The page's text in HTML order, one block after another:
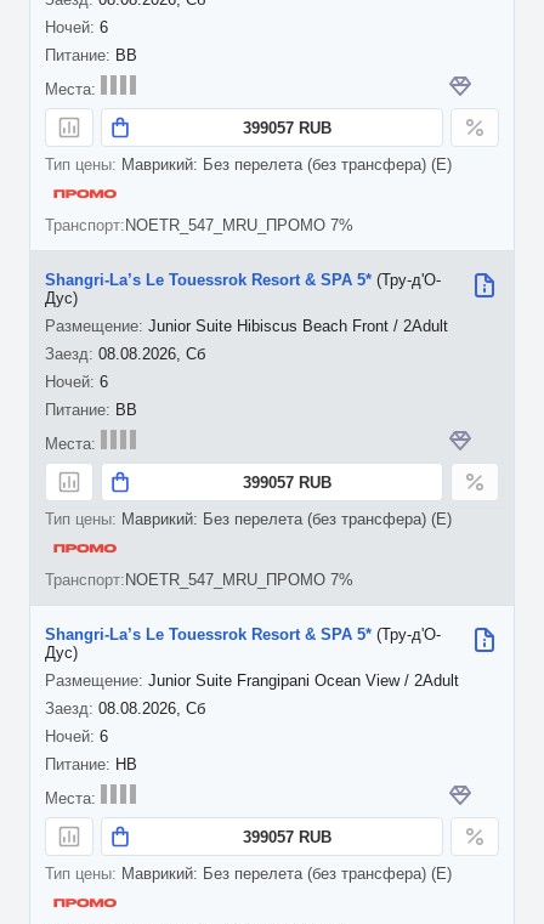
6
BB
399057 RUB
Маврикий: Без перелета (без трансфера) (E)
NOETR_547_MRU_ПРОМО 7%
08.08.2026, Сб
6
Shangri-La’s Le Touessrok Resort & SPA 5* (Тру-д'О-
Дус)
Junior Suite Hibiscus Beach Front / 2Adult
BB
399057 RUB
Маврикий: Без перелета (без трансфера) (E)
NOETR_547_MRU_ПРОМО 7%
08.08.2026, Сб
6
Shangri-La’s Le Touessrok Resort & SPA 5* (Тру-д'О-
Дус)
Junior Suite Frangipani Ocean View / 2Adult
HB
399057 RUB
Маврикий: Без перелета (без трансфера) (E)